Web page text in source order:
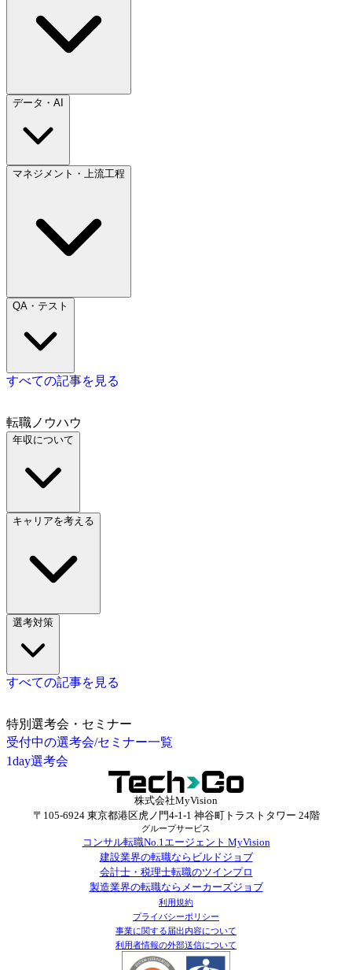
データ・AI
マネジメント・上流工程
QA・テスト
すべての記事を見る
転職ノウハウ
年収について
キャリアを考える
選考対策
すべての記事を見る
特別選考会・セミナー
受付中の選考会/セミナー一覧
1day選考会
株式会社MyVision
〒105-6924 東京都港区虎ノ門4-1-1 神谷町トラストタワー 24階
グループサービス
コンサル転職No.1エージェント MyVision
建設業界の転職ならビルドジョブ
会計士・税理士転職のツインプロ
製造業界の転職ならメーカーズジョブ
利用規約
プライバシーポリシー
事業に関する届出内容について
利用者情報の外部送信について